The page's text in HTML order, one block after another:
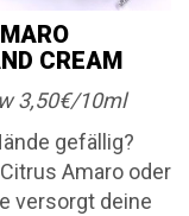
CREAM
3,50€/10ml
gefällig?
Amaro oder
versorgt deine